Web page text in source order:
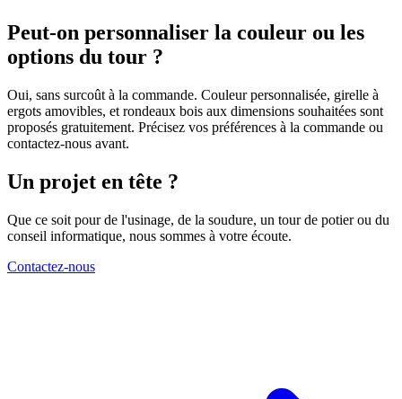
Peut-on personnaliser la couleur ou les
options du tour ?
Oui, sans surcoût à la commande. Couleur personnalisée, girelle à
ergots amovibles, et rondeaux bois aux dimensions souhaitées sont
proposés gratuitement. Précisez vos préférences à la commande ou
contactez-nous avant.
Un projet en tête ?
Que ce soit pour de l'usinage, de la soudure, un tour de potier ou du
conseil informatique, nous sommes à votre écoute.
Contactez-nous